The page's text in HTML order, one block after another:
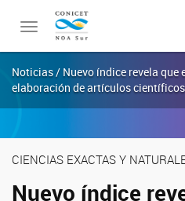
Toggle
navigation
Noticias / Nuevo índice revela que
elaboración de artículos
CIENCIAS EXACTAS Y
Nuevo índice